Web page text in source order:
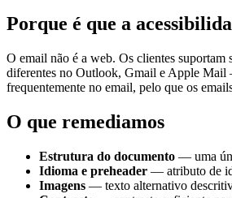
Porque é que a
O email não é a web. Os clientes
diferentes no Outlook, Gmail e Apple Mail
frequentemente no email, pelo que os
O que remediamos
Estrutura do documento — uma
Idioma e preheader — atributo de
Imagens — texto alternativo